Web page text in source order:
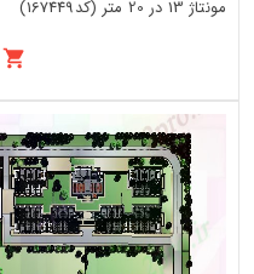
مونتاژ 13 در 20 متر (کد167449)